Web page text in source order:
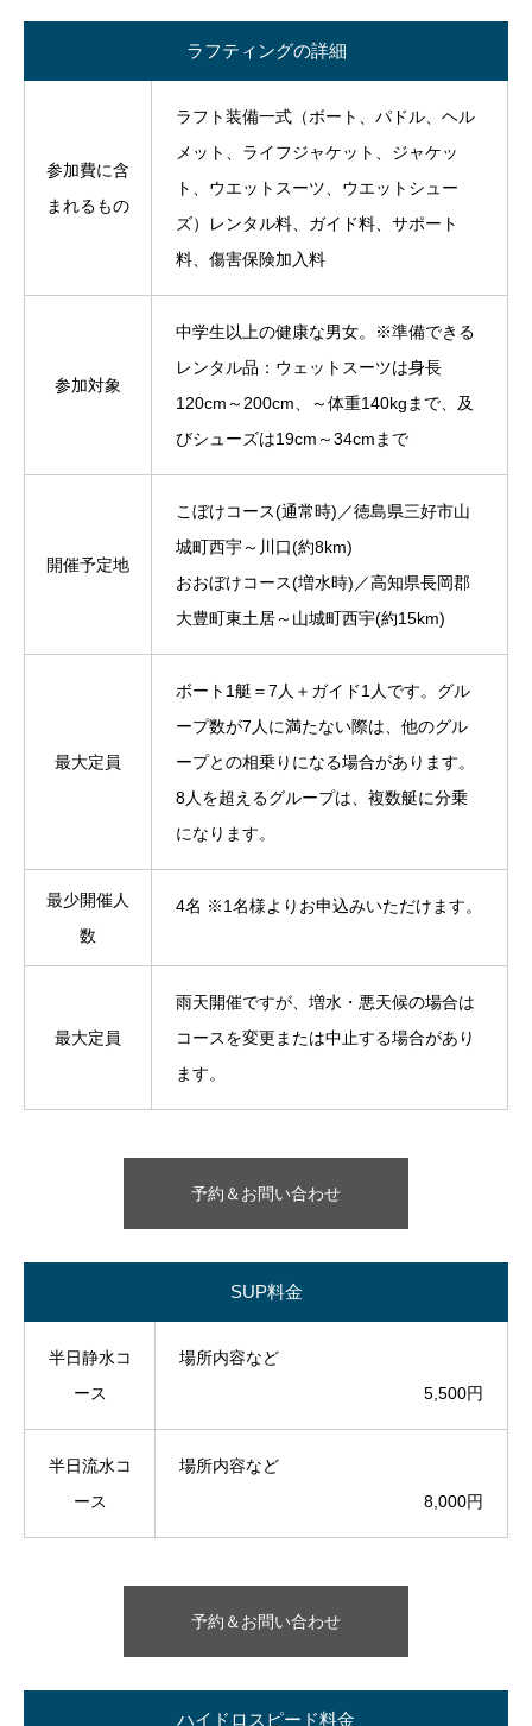
ラフティングの詳細
参加費に含
まれるもの
ラフト装備一式（ボート、パドル、ヘル
メット、ライフジャケット、ジャケッ
ト、ウエットスーツ、ウエットシュー
ズ）レンタル料、ガイド料、サポート
料、傷害保険加入料
参加対象
中学生以上の健康な男女。※準備できる
レンタル品：ウェットスーツは身長
120cm～200cm、～体重140kgまで、及
びシューズは19cm～34cmまで
開催予定地
こぼけコース(通常時)／徳島県三好市山
城町西宇～川口(約8km)
おおぼけコース(増水時)／高知県長岡郡
大豊町東土居～山城町西宇(約15km)
最大定員
ボート1艇＝7人＋ガイド1人です。グル
ープ数が7人に満たない際は、他のグル
ープとの相乗りになる場合があります。
8人を超えるグループは、複数艇に分乗
になります。
最少開催人
数
4名 ※1名様よりお申込みいただけます。
最大定員
雨天開催ですが、増水・悪天候の場合は
コースを変更または中止する場合があり
ます。
予約＆お問い合わせ
SUP料金
半日静水コ
ース
場所内容など
5,500円
半日流水コ
ース
場所内容など
8,000円
予約＆お問い合わせ
ハイドロスピード料金